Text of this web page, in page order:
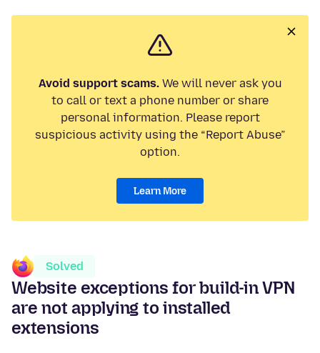
Avoid support scams.We will never ask you
to call or text a phone number or share
personal information. Please report
suspicious activity using the “Report Abuse”
option.
Learn More
Solved
Website exceptions for build-in VPN
are not applying to installed
extensions